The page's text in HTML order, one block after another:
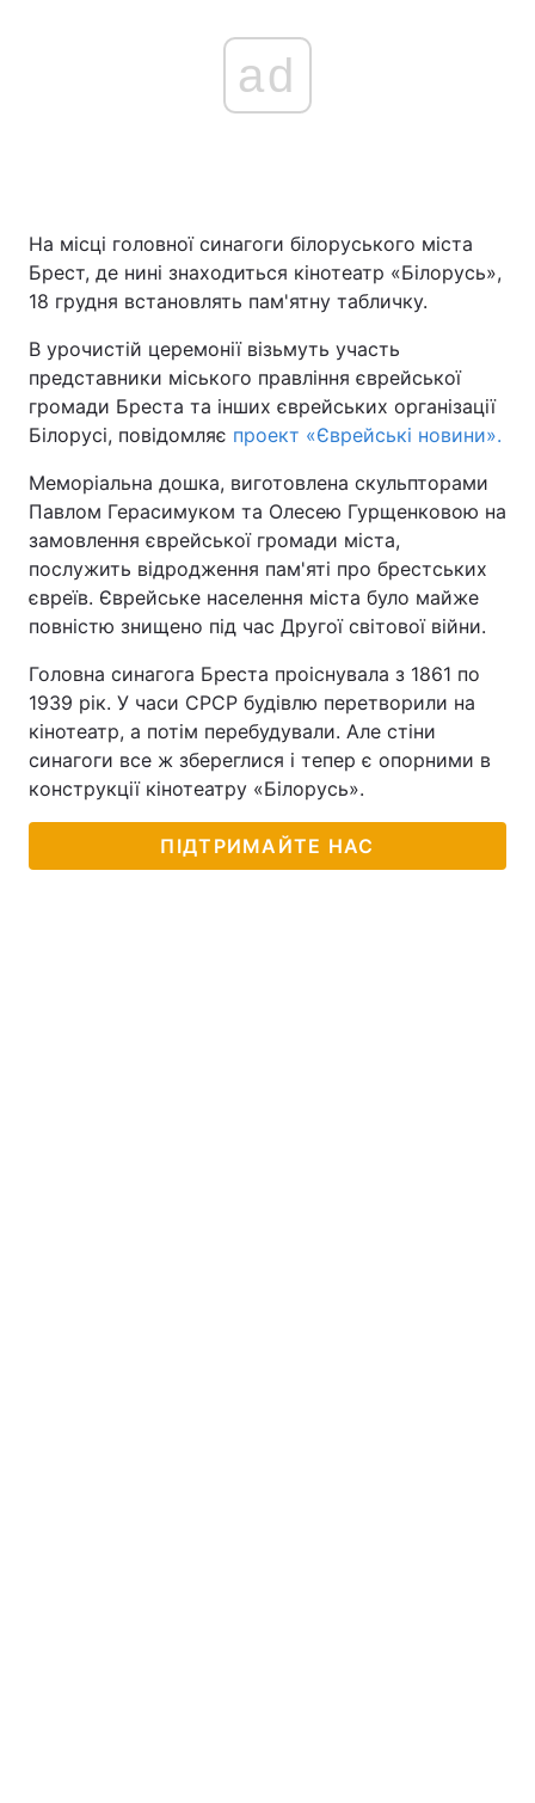
ad
На місці головної синагоги білоруського міста
Брест, де нині знаходиться кінотеатр «Білорусь»,
18 грудня встановлять пам'ятну табличку.
В урочистій церемонії візьмуть участь
представники міського правління єврейської
громади Бреста та інших єврейських організації
Білорусі, повідомляє проект «Єврейські новини».
Меморіальна дошка, виготовлена скульпторами
Павлом Герасимуком та Олесею Гурщенковою на
замовлення єврейської громади міста,
послужить відродження пам'яті про брестських
євреїв. Єврейське населення міста було майже
повністю знищено під час Другої світової війни.
Головна синагога Бреста проіснувала з 1861 по
1939 рік. У часи СРСР будівлю перетворили на
кінотеатр, а потім перебудували. Але стіни
синагоги все ж збереглися і тепер є опорними в
конструкції кінотеатру «Білорусь».
ПІДТРИМАЙТЕ НАС